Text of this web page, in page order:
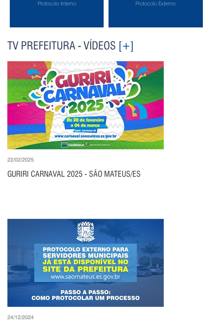
Protocolo Interno Protocolo Externo
TV PREFEITURA - VÍDEOS [+]
22/02/2025
GURIRI CARNAVAL 2025 - SÃO MATEUS/ES
24/12/2024